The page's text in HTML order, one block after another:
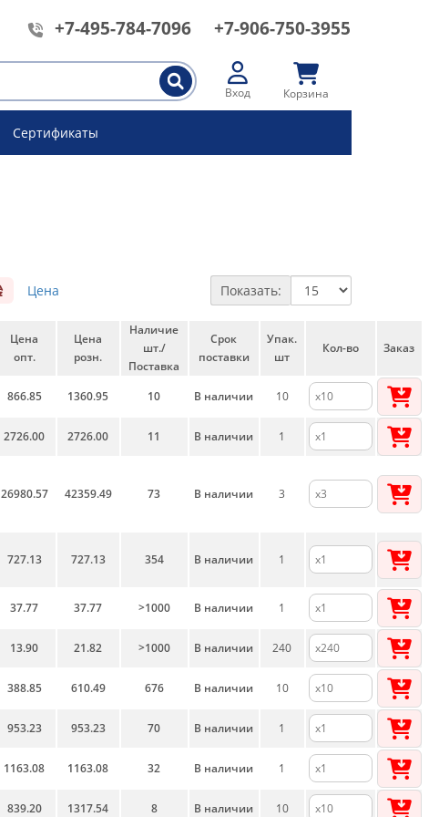
+7-495-784-7096 +7-906-750-3955
Вход Корзина
Сертификаты
Цена Показать:
Цена
опт.
Цена
розн.
Наличие
шт./
Поставка
Срок
поставки
Упак.
шт
Кол-во Заказ
866.85 1360.95 10 В наличии 10
2726.00 2726.00 11 В наличии 1
26980.57 42359.49 73 В наличии 3
727.13 727.13 354 В наличии 1
37.77 37.77 >1000 В наличии 1
13.90 21.82 >1000 В наличии 240
388.85 610.49 676 В наличии 10
953.23 953.23 70 В наличии 1
1163.08 1163.08 32 В наличии 1
839.20 1317.54 8 В наличии 10